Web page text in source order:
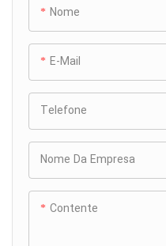
Nome
E-Mail
Telefone
Nome Da Empresa
Contente
se estende por uma ampla
gama de gabinetes de
projetores, abrangendo desde
modelos miniaturizados até
modelos expansivos, cada um
com designs distintos e
inovadores.
Os moldes elaborados por
nossa equipe são projetados
não apenas para atender aos
padrões do setor, mas